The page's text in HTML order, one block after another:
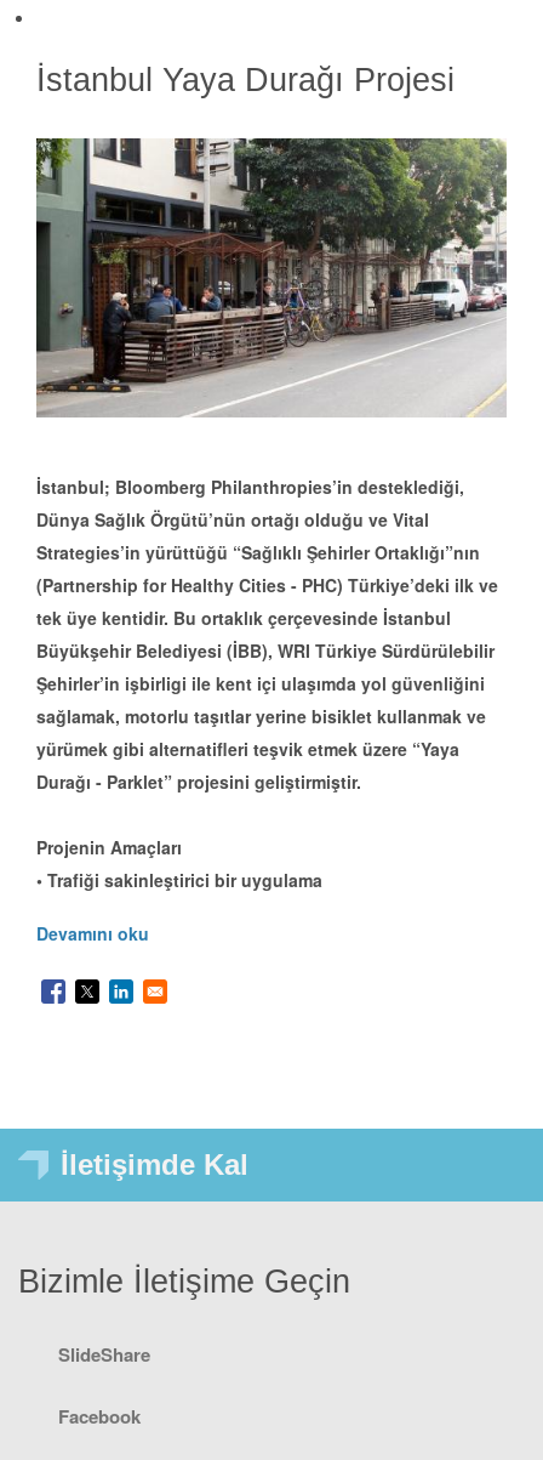
İstanbul Yaya Durağı Projesi
İstanbul; Bloomberg Philanthropies’in desteklediği,
Dünya Sağlık Örgütü’nün ortağı olduğu ve Vital
Strategies’in yürüttüğü “Sağlıklı Şehirler Ortaklığı”nın
(Partnership for Healthy Cities - PHC) Türkiye’deki ilk ve
tek üye kentidir. Bu ortaklık çerçevesinde İstanbul
Büyükşehir Belediyesi (İBB), WRI Türkiye Sürdürülebilir
Şehirler’in işbirligi ile kent içi ulaşımda yol güvenliğini
sağlamak, motorlu taşıtlar yerine bisiklet kullanmak ve
yürümek gibi alternatifleri teşvik etmek üzere “Yaya
Durağı - Parklet” projesini geliştirmiştir.
Projenin Amaçları
• Trafiği sakinleştirici bir uygulama
Devamını oku
İletişimde Kal
Bizimle İletişime Geçin
SlideShare
Facebook